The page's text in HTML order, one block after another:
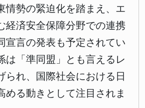
情勢の緊迫化を踏まえ、エ
経済安全保障分野での連携
宣言の発表も予定されてい
は「準同盟」とも言えるレ
られ、国際社会における日
める動きとして注目されま